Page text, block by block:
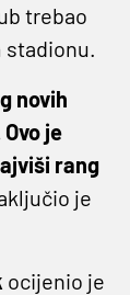
trebao
stadionu.
novih
je
rang
je
ocijenio je